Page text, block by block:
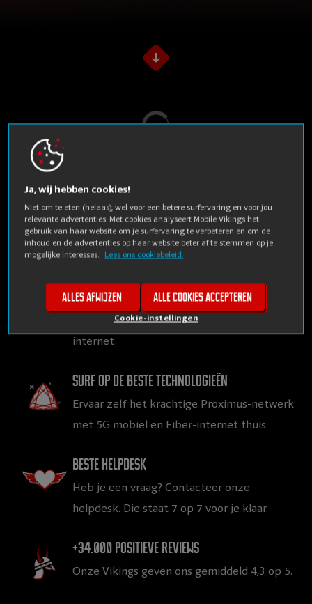
Mobile Vikings
uitgelicht
Gegarandeerd topkwaliteit aan
vlijmscherpe prijzen, voor mobiel en thuis
internet.
Surf op de beste technologieën
Ervaar zelf het krachtige Proximus-netwerk
met 5G mobiel en Fiber-internet thuis.
Beste helpdesk
Heb je een vraag? Contacteer onze
helpdesk. Die staat 7 op 7 voor je klaar.
+34.000 positieve reviews
Onze Vikings geven ons gemiddeld 4,3 op 5.
Ja, wij hebben cookies!
Niet om te eten (helaas), wel voor een betere surfervaring en voor jou
relevante advertenties. Met cookies analyseert Mobile Vikings het
gebruik van haar website om je surfervaring te verbeteren en om de
inhoud en de advertenties op haar website beter af te stemmen op je
mogelijke interesses.
Lees ons cookiebeleid.
Cookie-instellingen
Alles afwijzen Alle cookies accepteren